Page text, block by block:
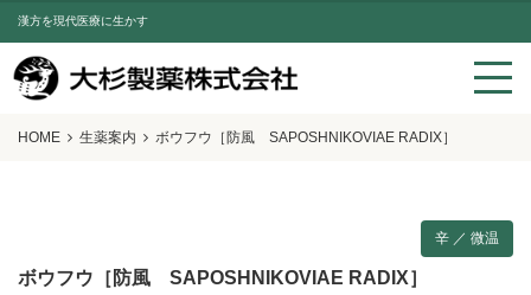
漢方を現代医療に生かす
HOME 生薬案内 ボウフウ［防風 SAPOSHNIKOVIAE RADIX］
辛 ／ 微温
ボウフウ［防風 SAPOSHNIKOVIAE RADIX］